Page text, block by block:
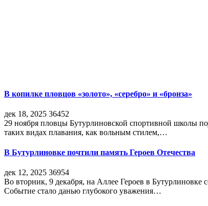
В копилке пловцов «золото», «серебро» и «бронза»
дек 18, 2025 36452
29 ноября пловцы Бутурлиновской спортивной школы
таких видах плавания, как вольным стилем,…
В Бутурлиновке почтили память Героев Отечества
дек 12, 2025 36954
Во вторник, 9 декабря, на Аллее Героев в
Событие стало данью глубокого уважения…